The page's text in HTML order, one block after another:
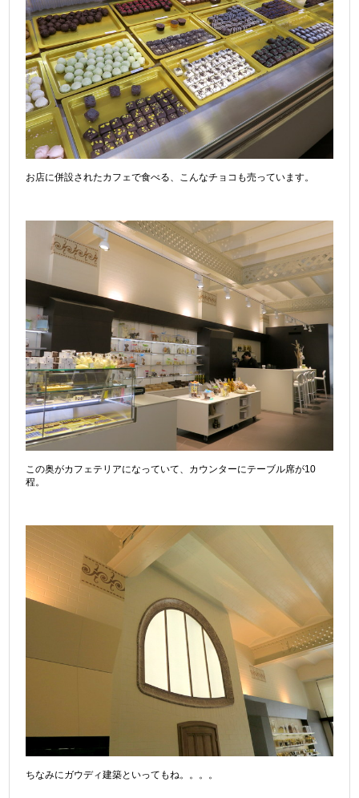
お店に併設されたカフェで食べる、こんなチョコも売っています。
この奥がカフェテリアになっていて、カウンターにテーブル席が10
程。
ちなみにガウディ建築といってもね。。。。